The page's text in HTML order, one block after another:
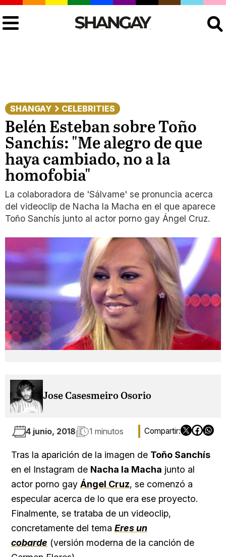
SHANGAY CELEBRITIES
Belén Esteban sobre Toño
Sanchís: "Me alegro de que
haya cambiado, no a la
homofobia"
La colaboradora de 'Sálvame' se pronuncia acerca
del videoclip de Nacha la Macha en el que aparece
Toño Sanchís junto al actor porno gay Ángel Cruz.
Jose Casesmeiro Osorio
4 junio, 2018 1 minutos
Tras la aparición de la imagen de Toño Sanchís
en el Instagram de Nacha la Macha junto al
actor porno gay Ángel Cruz, se comenzó a
especular acerca de lo que era ese proyecto.
Finalmente, se trataba de un videoclip,
concretamente del tema Eres un
cobarde (versión moderna de la canción de